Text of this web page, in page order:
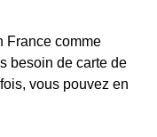
France comme
besoin de carte de
vous pouvez en